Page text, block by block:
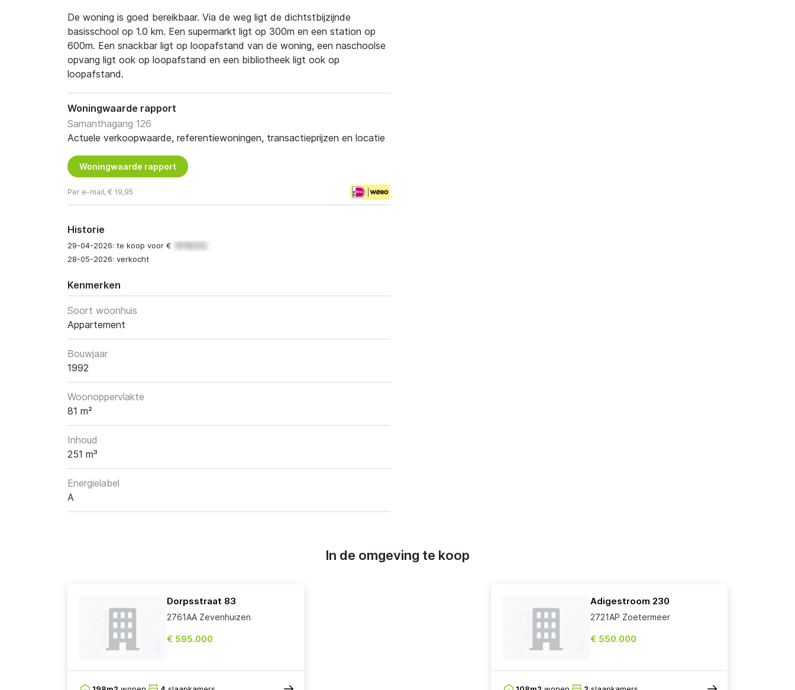
De woning is goed bereikbaar. Via de weg ligt de dichtstbijzijnde
basisschool op 1.0 km. Een supermarkt ligt op 300m en een station op
600m. Een snackbar ligt op loopafstand van de woning, een naschoolse
opvang ligt ook op loopafstand en een bibliotheek ligt ook op
loopafstand.
Woningwaarde rapport
Samanthagang 126
Actuele verkoopwaarde, referentiewoningen, transactieprijzen en locatie
Woningwaarde rapport
Per e-mail, € 19,95
Historie
29-04-2026: te koop voor €
28-05-2026: verkocht
Kenmerken
Soort woonhuis
Appartement
Bouwjaar
1992
Woonoppervlakte
81 m²
Inhoud
251 m³
Energielabel
A
In de omgeving te koop
Dorpsstraat 83
2761AA Zevenhuizen
€ 595.000
Adigestroom 230
2721AP Zoetermeer
€ 550.000